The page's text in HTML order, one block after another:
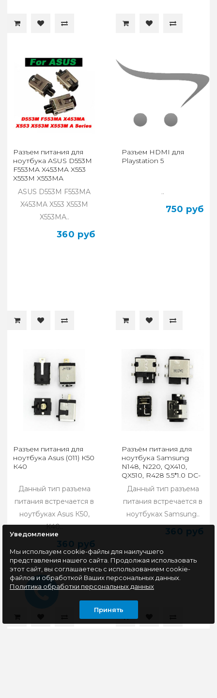
Разъем питания для
ноутбука ASUS D553M
F553MA X453MA X553
X553M X553MA
ASUS D553M F553MA
X453MA X553 X553M
X553MA..
360 руб
Разъем HDMI для
Playstation 5
..
750 руб
Разъем питания для
ноутбука Asus (011) К50
К40
Данный тип разъема
питания встречается в
ноутбуках Asus К50,
К40..
360 руб
Разъём питания для
ноутбука Samsung
N148, N220, QX410,
QX510, R428 5.5*1.0 DC-
Данный тип разъема
питания встречается в
ноутбуках Samsung..
360 руб
Уведомление
Мы используем cookie-файлы для наилучшего
представления нашего сайта. Продолжая использовать
этот сайт, вы соглашаетесь с использованием cookie-
файлов и обработкой Ваших персональных данных.
Политика обработки персональных данных
Принять